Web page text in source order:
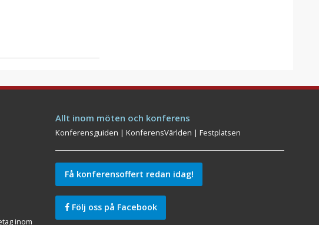
inom
Allt inom möten och konferens
Konferensguiden |KonferensVärlden |Festplatsen
Få konferensoffert redan idag!
Följ oss på Facebook